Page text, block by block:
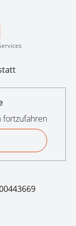
fortzufahren